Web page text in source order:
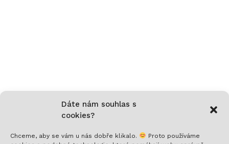
Dáte nám souhlas s
cookies?
Chceme, aby se vám u nás dobře klikalo.
Proto používáme